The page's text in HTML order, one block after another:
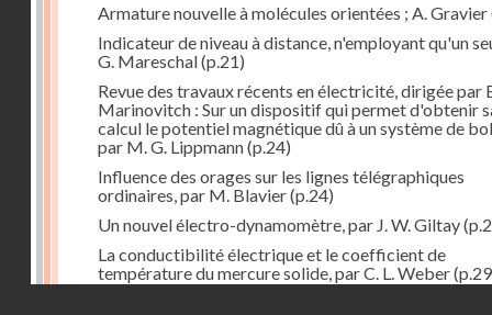
Armature nouvelle à molécules orientées ; A. Gravier
Indicateur de niveau à distance, n'employant qu'un
G. Mareschal(p.21)
Revue des travaux récents en électricité, dirigée par
Marinovitch : Sur un dispositif qui permet d'obtenir
calcul le potentiel magnétique dû à un système de
par M. G. Lippmann(p.24)
Influence des orages sur les lignes télégraphiques
ordinaires, par M. Blavier(p.24)
Un nouvel électro-dynamomètre, par J. W. Giltay
La conductibilité électrique et le coefficient de
température du mercure solide, par C. L. Weber